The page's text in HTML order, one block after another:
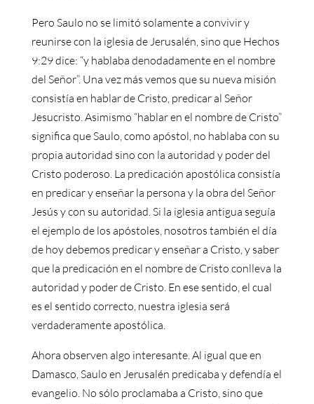
Pero Saulo no se limitó solamente a convivir y
reunirse con la iglesia de Jerusalén, sino que Hechos
9:29 dice: “y hablaba denodadamente en el nombre
del Señor”. Una vez más vemos que su nueva misión
consistía en hablar de Cristo, predicar al Señor
Jesucristo. Asimismo “hablar en el nombre de Cristo”
significa que Saulo, como apóstol, no hablaba con su
propia autoridad sino con la autoridad y poder del
Cristo poderoso. La predicación apostólica consistía
en predicar y enseñar la persona y la obra del Señor
Jesús y con su autoridad. Si la iglesia antigua seguía
el ejemplo de los apóstoles, nosotros también el día
de hoy debemos predicar y enseñar a Cristo, y saber
que la predicación en el nombre de Cristo conlleva la
autoridad y poder de Cristo. En ese sentido, el cual
es el sentido correcto, nuestra iglesia será
verdaderamente apostólica.
Ahora observen algo interesante. Al igual que en
Damasco, Saulo en Jerusalén predicaba y defendía el
evangelio. No sólo proclamaba a Cristo, sino que